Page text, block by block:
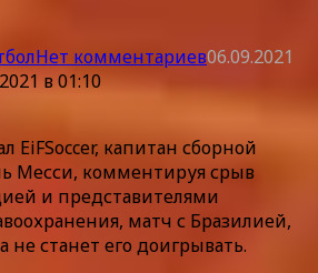
Нет комментариев06.09.2021
в 01:10
EiFSoccer, капитан сборной
Месси, комментируя срыв
и представителями
матч с Бразилией,
не станет его доигрывать.